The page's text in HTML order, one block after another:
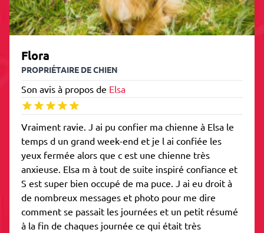
Flora
PROPRIÉTAIRE DE CHIEN
Son avis à propos de Elsa
Vraiment ravie. J ai pu confier ma chienne à Elsa le
temps d un grand week-end et je l ai confiée les
yeux fermée alors que c est une chienne très
anxieuse. Elsa m à tout de suite inspiré confiance et
S est super bien occupé de ma puce. J ai eu droit à
de nombreux messages et photo pour me dire
comment se passait les journées et un petit résumé
à la fin de chaques journée ce qui était très